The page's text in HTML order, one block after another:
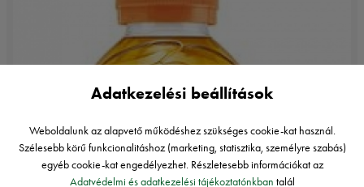
Adatkezelési beállítások
Weboldalunk az alapvető működéshez szükséges cookie-kat használ.
Szélesebb körű funkcionalitáshoz (marketing, statisztika, személyre szabás)
egyéb cookie-kat engedélyezhet. Részletesebb információkat az
Adatvédelmi és adatkezelési tájékoztatónkban talál